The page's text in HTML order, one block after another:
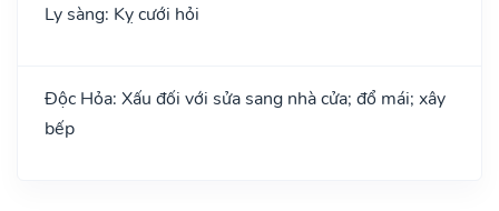
Ly sàng: Kỵ cưới hỏi
Độc Hỏa: Xấu đối với sửa sang nhà cửa; đổ mái; xây
bếp